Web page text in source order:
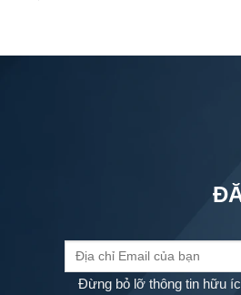
Đừng bỏ lỡ thông tin hữu